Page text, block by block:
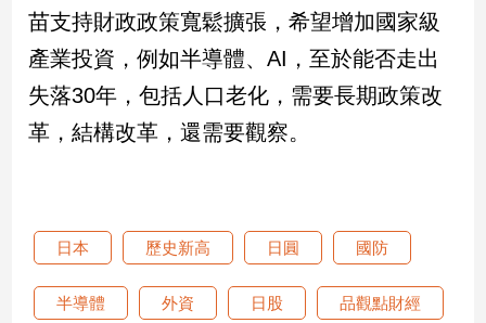
苗支持財政政策寬鬆擴張，希望增加國家級
產業投資，例如半導體、AI，至於能否走出
失落30年，包括人口老化，需要長期政策改
革，結構改革，還需要觀察。
日本 歷史新高 日圓 國防
半導體 外資 日股 品觀點財經